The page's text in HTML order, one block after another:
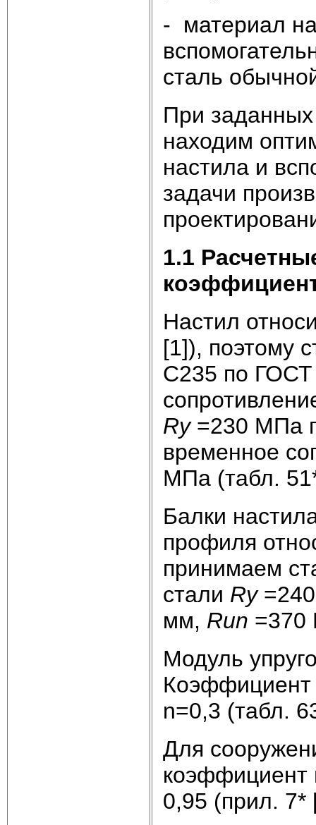
- материал
сталь
При
находим
настила и
задачи
1.1
Настил
[1]), поэтому
С235 по ГОСТ
Ry=230 МПа
временное
МПа (табл.
Балки
профиля
принимаем
стали Ry=240
мм, Run =370
Модуль
Коэффициент
n=0,3 (табл.
Для
коэффициент
0,95 (прил. 7*